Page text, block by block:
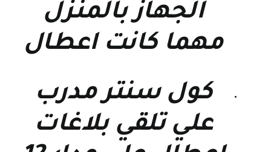
الجهاز بالمنزل
مهما كانت اعطال
كول سنتر مدرب
علي تلقي بلاغات